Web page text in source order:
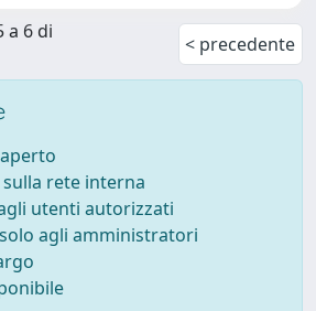
a 6 di
< precedente
rete interna
utenti autorizzati
agli amministratori